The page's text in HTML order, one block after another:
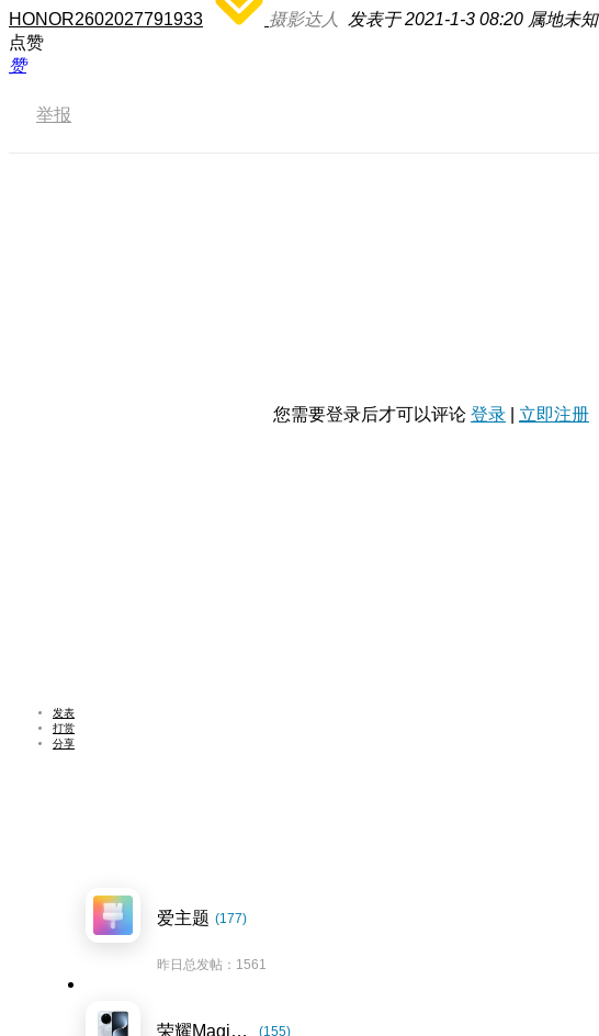
HONOR2602027791933 摄影达人 发表于 2021-1-3 08:20 属地未知
点赞
赞
举报
您需要登录后才可以评论 登录 立即注册
发表
打赏
分享
爱主题 (177)
昨日总发帖：1561
荣耀Magic7系列 (155)